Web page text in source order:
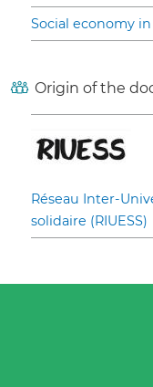
Social economy
Origin of the
Réseau Inter-
solidaire (RIUESS)